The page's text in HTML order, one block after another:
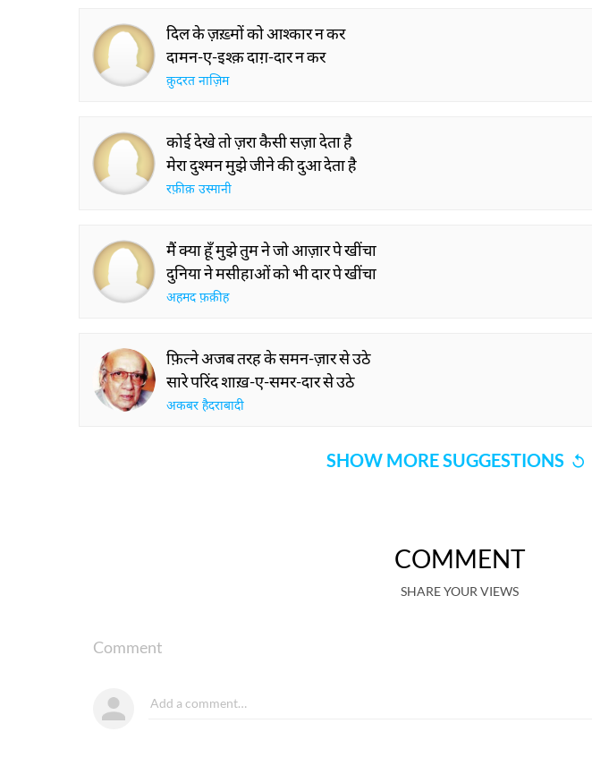
दिल के ज़ख़्मों को आश्कार न कर
दामन-ए-इश्क़ दाग़-दार न कर
क़ुदरत नाज़िम
कोई देखे तो ज़रा कैसी सज़ा देता है
मेरा दुश्मन मुझे जीने की दुआ देता है
रफ़ीक़ उस्मानी
मैं क्या हूँ मुझे तुम ने जो आज़ार पे खींचा
दुनिया ने मसीहाओं को भी दार पे खींचा
अहमद फ़क़ीह
फ़ित्ने अजब तरह के समन-ज़ार से उठे
सारे परिंद शाख़-ए-समर-दार से उठे
अकबर हैदराबादी
SHOW MORE SUGGESTIONS
COMMENT
SHARE YOUR VIEWS
Comment